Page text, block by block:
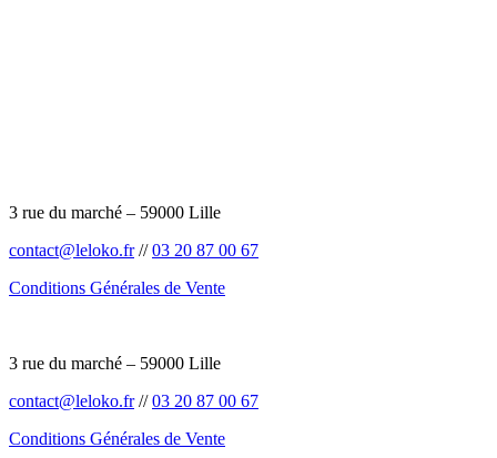
3 rue du marché – 59000 Lille
contact@leloko.fr//03 20 87 00 67
Conditions Générales de Vente
3 rue du marché – 59000 Lille
contact@leloko.fr//03 20 87 00 67
Conditions Générales de Vente